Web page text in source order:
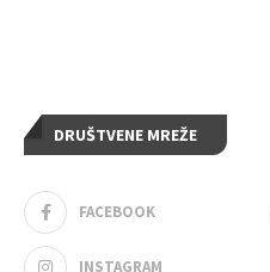
DRUŠTVENE MREŽE
FACEBOOK
INSTAGRAM